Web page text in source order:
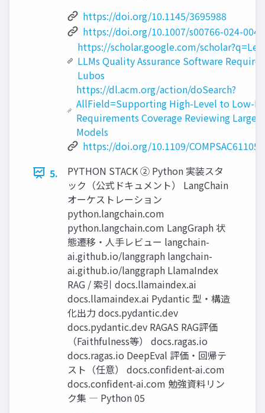
https://doi.org/10.1145/3695988
https://doi.org/10.1007/s00766-024-
https://scholar.google.com/
LLMs Quality Assurance Software
Lubos
https://dl.acm.org/action/doSearch?
AllField=Supporting High-Level to Low-
Requirements Coverage Reviewing Large
Models
https://doi.org/10.1109/
5.
PYTHON STACK ② Python 実装スタ
ック（公式ドキュメント） LangChain
オーケストレーション
python.langchain.com
python.langchain.com LangGraph 状
態遷移・人手レビュー langchain-
ai.github.io/langgraph langchain-
ai.github.io/langgraph LlamaIndex
RAG / 索引 docs.llamaindex.ai
docs.llamaindex.ai Pydantic 型・構造
化出力 docs.pydantic.dev
docs.pydantic.dev RAGAS RAG評価
（Faithfulness等） docs.ragas.io
docs.ragas.io DeepEval 評価・回帰テ
スト（任意） docs.confident-ai.com
docs.confident-ai.com 勉強資料リン
ク集 ― Python 05